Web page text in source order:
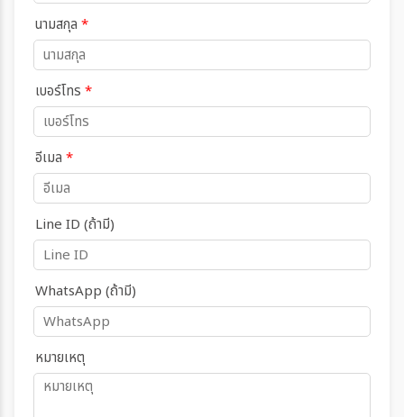
นามสกุล *
เบอร์โทร *
อีเมล *
Line ID (ถ้ามี)
WhatsApp (ถ้ามี)
หมายเหตุ